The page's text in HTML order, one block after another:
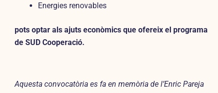
Energies renovables
pots optar als ajuts econòmics que ofereix el programa
de SUD Cooperació.
Aquesta convocatòria es fa en memòria de l’Enric Pareja